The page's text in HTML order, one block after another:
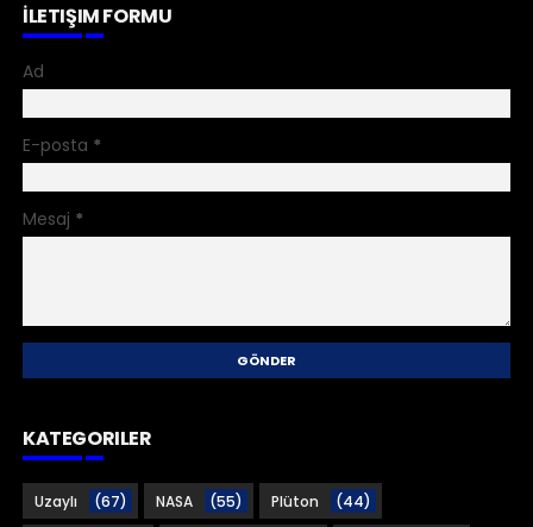
İLETIŞIM FORMU
Ad
E-posta *
Mesaj *
KATEGORILER
Uzaylı (67) NASA (55) Plüton (44)